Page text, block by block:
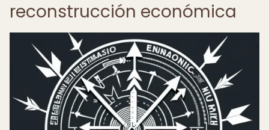
reconstrucción económica